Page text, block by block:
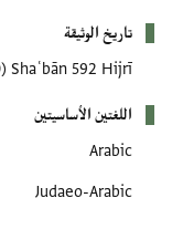
تاريخ الوثيقة
Shaʿbān 592 Hijrī (30 يونيو 1196–28 يوليو 1196 CE)
اللغتين الأساسيتين
Arabic
Judaeo-Arabic